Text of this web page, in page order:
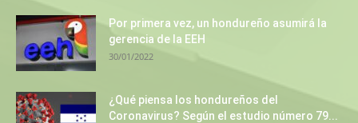
Por primera vez, un hondureño asumirá la
gerencia de la EEH
30/01/2022
¿Qué piensa los hondureños del
Coronavirus? Según el estudio número 79...